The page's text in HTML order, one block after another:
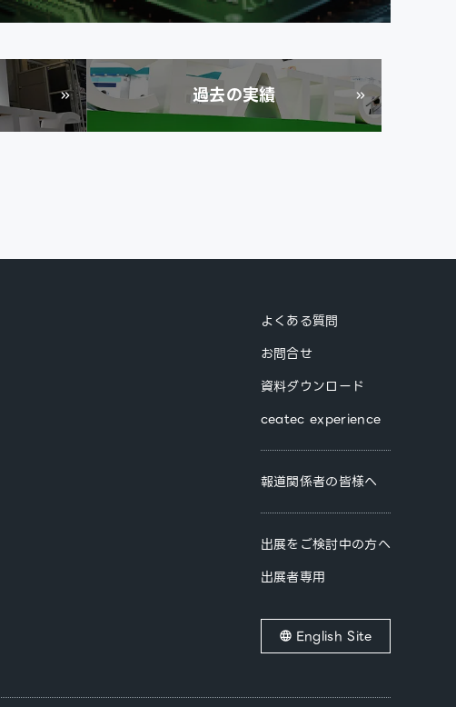
過去の実績
よくある質問
お問合せ
資料ダウンロード
ceatec experience
報道関係者の皆様へ
出展をご検討中の方へ
出展者専用
English Site